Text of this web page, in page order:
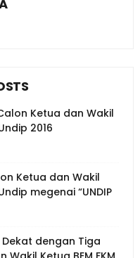
Ketua dan Wakil
2016
Ketua dan Wakil
megenai “UNDIP
Dekat dengan Tiga